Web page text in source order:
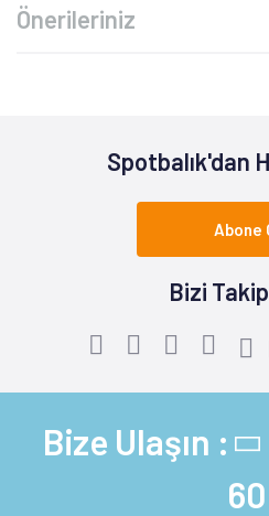
Önerileriniz
Spotbalık'dan
Abone
Bizi
Bize Ulaşın :
60